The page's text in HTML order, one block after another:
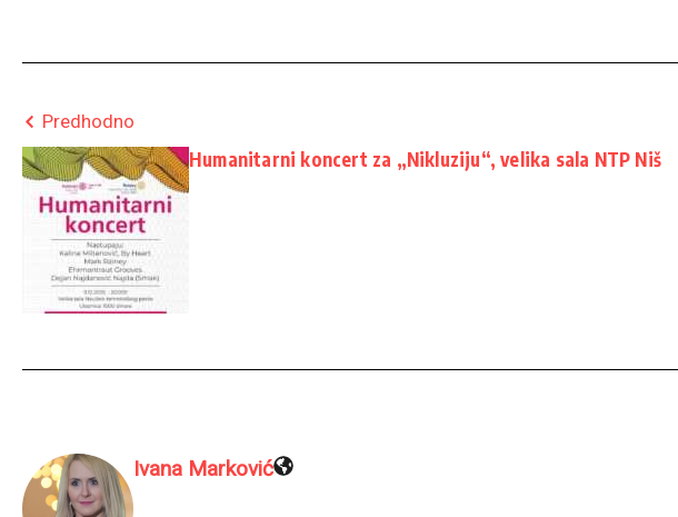
Predhodno
Humanitarni koncert za „Nikluziju“, velika sala NTP Niš
Ivana Marković